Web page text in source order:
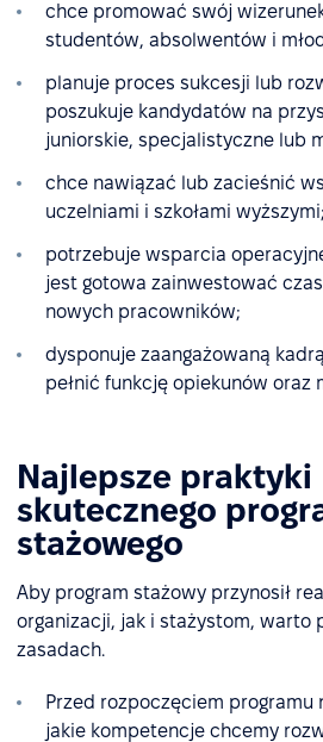
chce promować swój
studentów, absolwentów i
planuje proces sukcesji lub
poszukuje kandydatów na
juniorskie, specjalistyczne lub
chce nawiązać lub zacieśnić
uczelniami i szkołami wyższymi;
potrzebuje wsparcia
jest gotowa zainwestować
nowych pracowników;
dysponuje zaangażowaną
pełnić funkcję opiekunów oraz
Najlepsze praktyki
skutecznego
stażowego
Aby program stażowy przynosił
organizacji, jak i stażystom, warto
zasadach.
Przed rozpoczęciem programu
jakie kompetencje chcemy